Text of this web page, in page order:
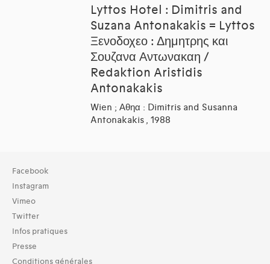
Lyttos Hotel : Dimitris and
Suzana Antonakakis = Lyttos
Ξενοδοχεο : Δημητρης και
Σουζανα Αντωνακαη /
Redaktion Aristidis
Antonakakis
Wien ; Αθηα : Dimitris and Susanna
Antonakakis , 1988
Collection
TOUT (1)
Bibliothèque (1)
Typologies documents
Livres (5)
Facebook
Instagram
Vimeo
Twitter
Infos pratiques
Presse
Conditions générales